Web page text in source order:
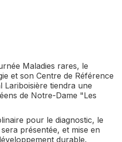
Maladies rares, le
et son Centre de Référence
Lariboisière tiendra une
de Notre-Dame "Les
pour le diagnostic, le
présentée, et mise en
durable.